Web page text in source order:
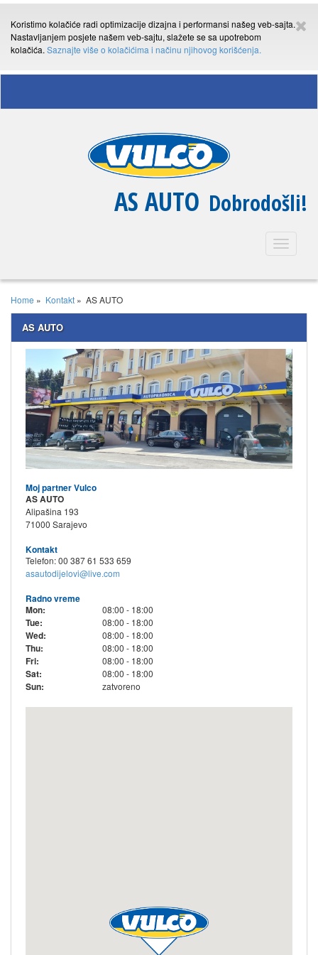
Koristimo kolačiće radi optimizacije dizajna i performansi našeg veb-sajta.
Nastavljanjem posjete našem veb-sajtu, slažete se sa upotrebom
kolačića. Saznajte više o kolačićima i načinu njihovog korišćenja.
AS AUTO Dobrodošli!
Toggle
Home » Kontakt » AS AUTO
AS AUTO
Moj partner Vulco
AS AUTO
Alipašina 193
71000 Sarajevo
Kontakt
Telefon: 00 387 61 533 659
asautodijelovi@live.com
Radno vreme
Mon:
08:00 - 18:00
Tue: 08:00 - 18:00
Wed: 08:00 - 18:00
Thu: 08:00 - 18:00
Fri: 08:00 - 18:00
Sat: 08:00 - 18:00
Sun: zatvoreno